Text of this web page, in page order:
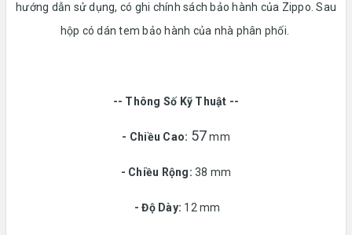
hướng dẫn sử dụng, có ghi chính sách bảo hành của Zippo. Sau
hộp có dán tem bảo hành của nhà phân phối.
-- Thông Số Kỹ Thuật --
- Chiều Cao: 57mm
- Chiều Rộng:38 mm
-Độ Dày: 12 mm